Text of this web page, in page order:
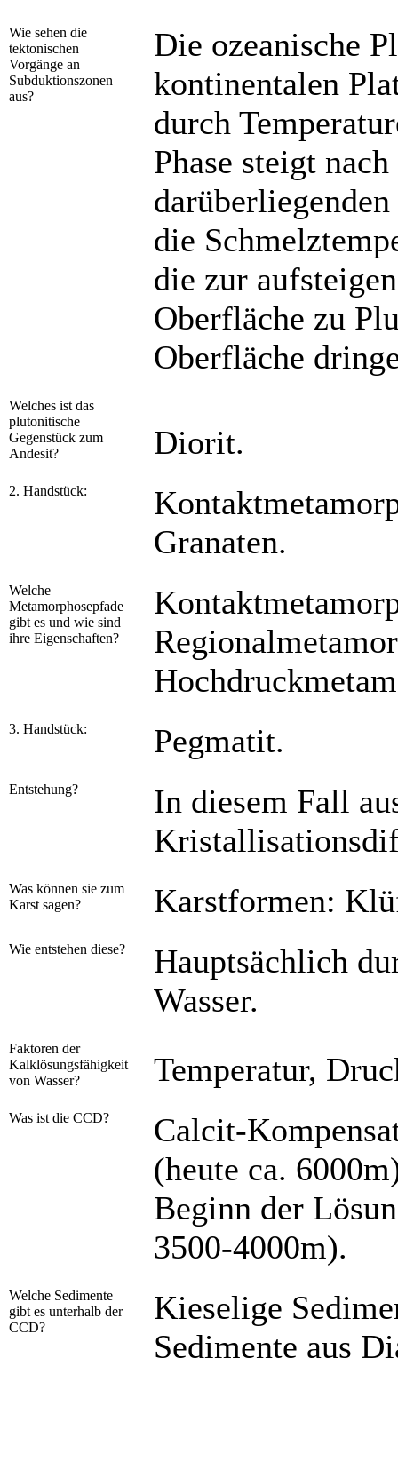
Wie sehen die
tektonischen
Vorgänge an
Subduktionszonen
aus?
Die ozeanische
kontinentalen
durch
Phase steigt
die
die zur
Oberfläche zu
Oberfläche
Welches ist das
plutonitische
Gegenstück zum
Andesit?
Diorit.
2. Handstück:
Granaten.
Welche
Metamorphosepfade
gibt es und wie sind
ihre Eigenschaften?
3. Handstück: Pegmatit.
Entstehung?
In diesem Fall
Was können sie zum
Karst sagen?
Karstformen:
Wie entstehen diese?
Hauptsächlich
Wasser.
Faktoren der
Kalklösungsfähigkeit
von Wasser?
Temperatur,
Was ist die CCD?
Calcit-
(heute ca.
Beginn der
3500-4000m).
Welche Sedimente
gibt es unterhalb der
CCD?
Kieselige
Sedimente aus